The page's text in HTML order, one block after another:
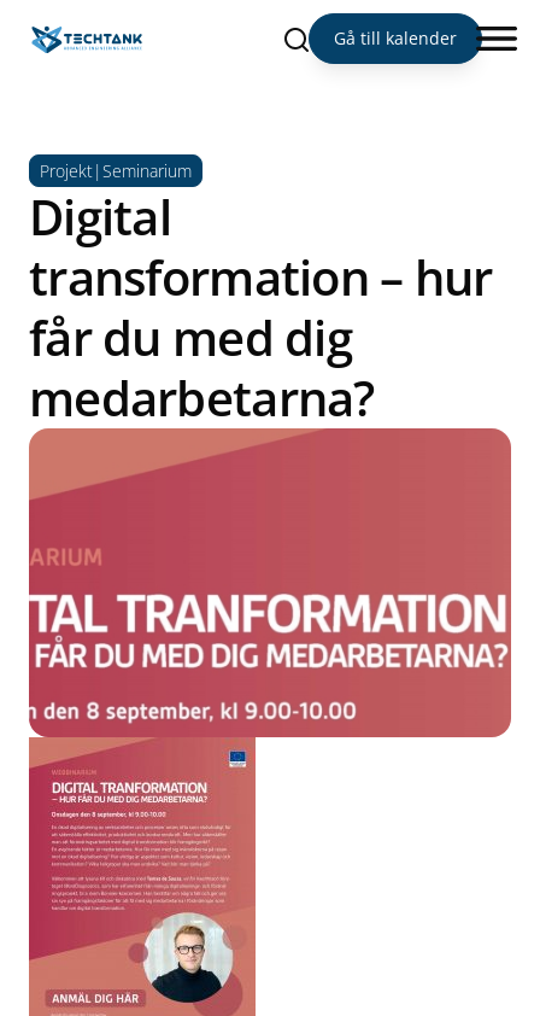
Sök Gå till kalender
Projekt|Seminarium
Digital
transformation – hur
får du med dig
medarbetarna?